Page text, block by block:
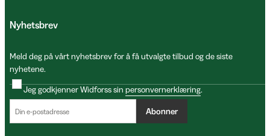
Nyhetsbrev
Meld deg på vårt nyhetsbrev for å få utvalgte tilbud og de siste
nyhetene.
Jeg godkjenner Widforss sin personvernerklæring.
Abonner